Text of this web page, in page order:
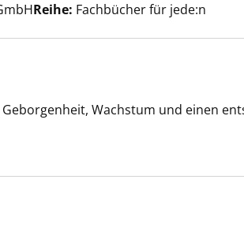
Reihe: Fachbücher für jede:n
Wachstum und einen